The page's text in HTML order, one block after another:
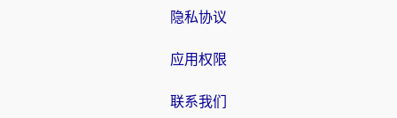
隐私协议
应用权限
联系我们